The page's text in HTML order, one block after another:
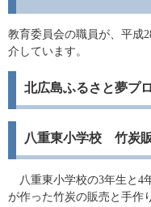
教育委員会の職員が、平成
介しています。
北広島ふるさと夢プ
八重東小学校 竹炭
八重東小学校の3年生と4
が作った竹炭の販売と手作